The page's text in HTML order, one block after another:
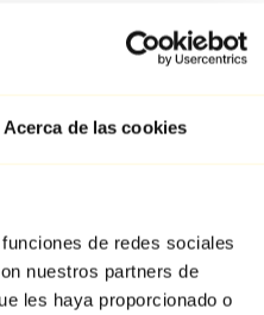
Acerca de las cookies
de redes sociales
nuestros partners de
les haya proporcionado o